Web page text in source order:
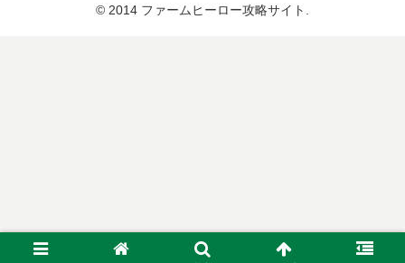
© 2014 ファームヒーロー攻略サイト.